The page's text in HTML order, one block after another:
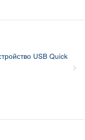
USB Quick